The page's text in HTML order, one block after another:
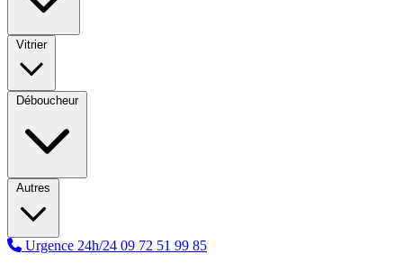
Vitrier
Déboucheur
Autres
Urgence 24h/24 09 72 51 99 85